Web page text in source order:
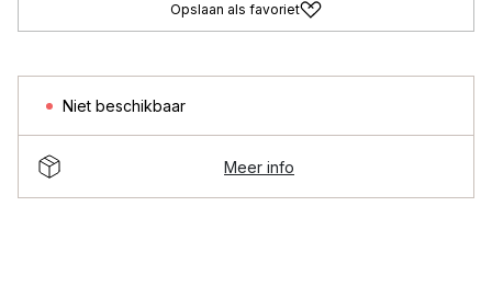
Opslaan als favoriet
Niet beschikbaar
Meer info